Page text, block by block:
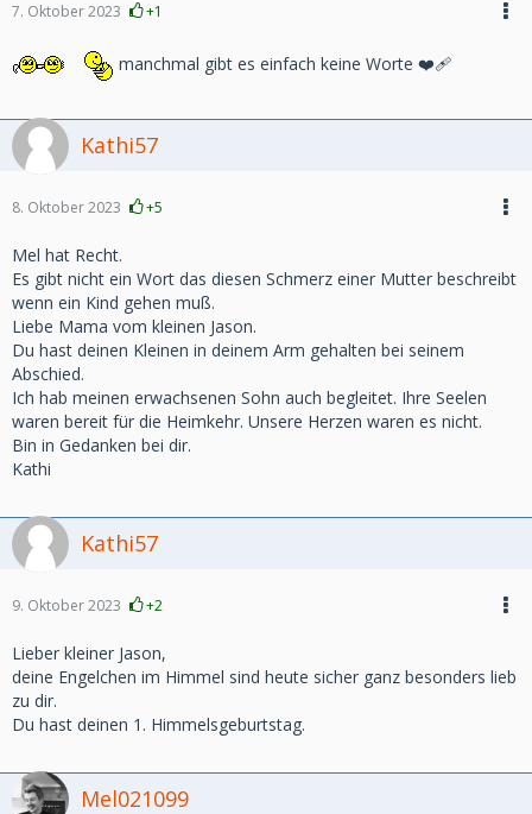
7. Oktober 2023 +1
manchmal gibt es einfach keine Worte ❤️‍🩹
Kathi57
8. Oktober 2023 +5
Mel hat Recht.
Es gibt nicht ein Wort das diesen Schmerz einer Mutter beschreibt
wenn ein Kind gehen muß.
Liebe Mama vom kleinen Jason.
Du hast deinen Kleinen in deinem Arm gehalten bei seinem
Abschied.
Ich hab meinen erwachsenen Sohn auch begleitet. Ihre Seelen
waren bereit für die Heimkehr. Unsere Herzen waren es nicht.
Bin in Gedanken bei dir.
Kathi
Kathi57
9. Oktober 2023 +2
Lieber kleiner Jason,
deine Engelchen im Himmel sind heute sicher ganz besonders lieb
zu dir.
Du hast deinen 1. Himmelsgeburtstag.
Mel021099